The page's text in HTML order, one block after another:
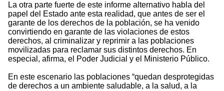
La otra parte fuerte de este informe alternativo habla del
papel del Estado ante esta realidad, que antes de ser el
garante de los derechos de la población, se ha venido
convirtiendo en garante de las violaciones de estos
derechos, al criminalizar y reprimir a las poblaciones
movilizadas para reclamar sus distintos derechos. En
especial, afirma, el Poder Judicial y el Ministerio Público.
En este escenario las poblaciones “quedan desprotegidas
de derechos a un ambiente saludable, a la salud, a la